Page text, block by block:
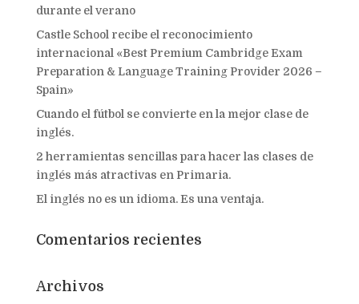
durante el verano
Castle School recibe el reconocimiento
internacional «Best Premium Cambridge Exam
Preparation & Language Training Provider 2026 –
Spain»
Cuando el fútbol se convierte en la mejor clase de
inglés.
2 herramientas sencillas para hacer las clases de
inglés más atractivas en Primaria.
El inglés no es un idioma. Es una ventaja.
Comentarios recientes
Archivos